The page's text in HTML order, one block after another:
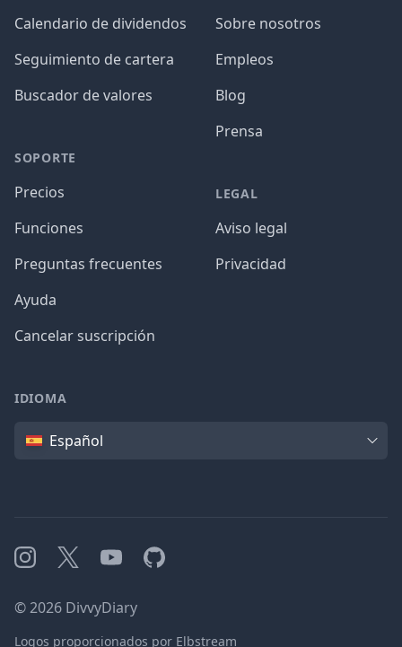
Calendario de dividendos
Seguimiento de cartera
Buscador de valores
SOPORTE
Precios
Funciones
Preguntas frecuentes
Ayuda
Cancelar suscripción
Sobre nosotros
Empleos
Blog
Prensa
LEGAL
Aviso legal
Privacidad
IDIOMA
IdiomaEspañol
Instagram
X YouTubeGitHub
©2026 DivvyDiary
Logos proporcionados por Elbstream